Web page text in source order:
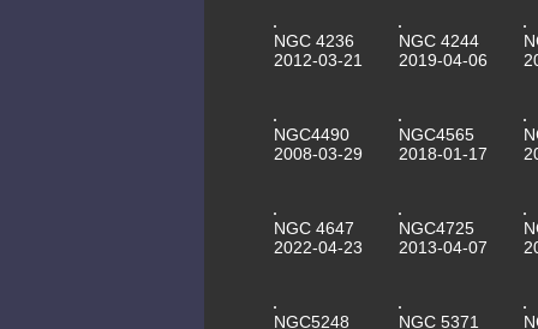
NGC 4236
2012-03-21
NGC 4244
2019-04-06
NGC4490
2008-03-29
NGC4565
2018-01-17
NGC 4647
2022-04-23
NGC4725
2013-04-07
NGC5248
NGC 5371